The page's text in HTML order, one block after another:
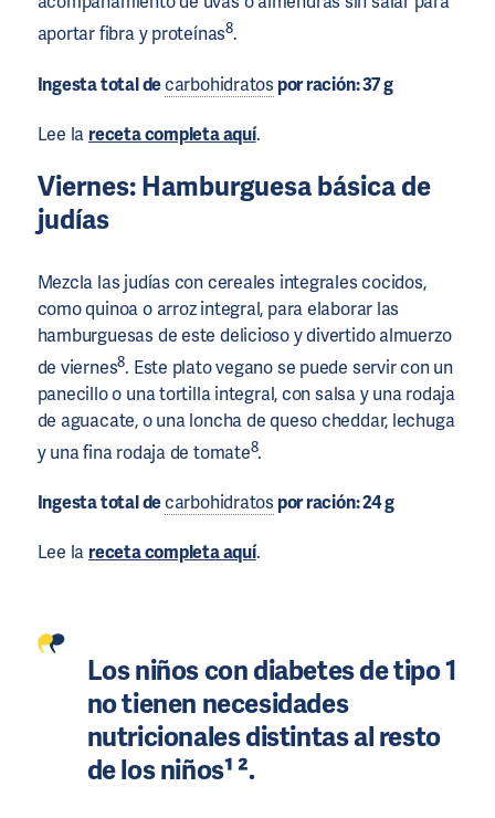
aportar fibra y proteínas8.
Ingesta total decarbohidratos por ración: 37 g
Lee la receta completa aquí.
Viernes: Hamburguesa básica de
judías
Mezcla las judías con cereales integrales cocidos,
como quinoa o arroz integral, para elaborar las
hamburguesas de este delicioso y divertido almuerzo
de viernes8. Este plato vegano se puede servir con un
panecillo o una tortilla integral, con salsa y una rodaja
de aguacate, o una loncha de queso cheddar, lechuga
y una fina rodaja de tomate8.
Ingesta total decarbohidratos por ración: 24 g
Lee la receta completa aquí.
Los niños con diabetes de tipo 1
no tienen necesidades
nutricionales distintas al resto
de los niños¹ ².